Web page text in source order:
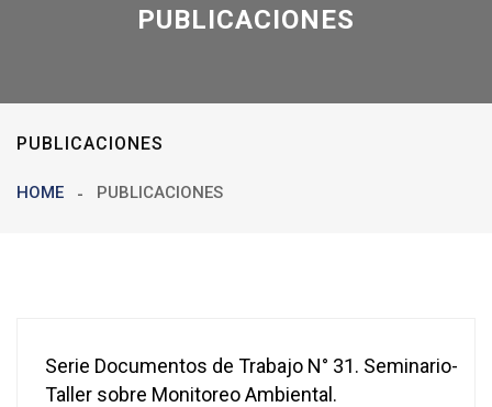
PUBLICACIONES
PUBLICACIONES
HOME PUBLICACIONES
Serie Documentos de Trabajo N° 31. Seminario-
Taller sobre Monitoreo Ambiental.